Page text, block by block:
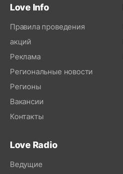
Love Info
Правила проведения
акций
Реклама
Региональные новости
Регионы
Вакансии
Контакты
Love Radio
Ведущие